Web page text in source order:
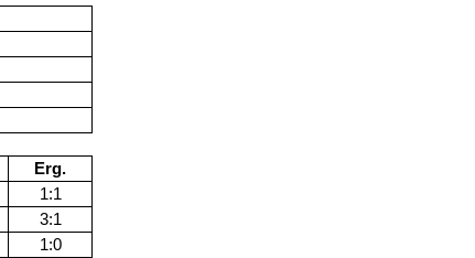
Erg.
1:1
3:1
1:0